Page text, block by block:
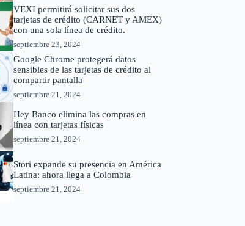
VEXI permitirá solicitar sus dos
tarjetas de crédito (CARNET y AMEX)
con una sola línea de crédito.
septiembre 23, 2024
Google Chrome protegerá datos
sensibles de las tarjetas de crédito al
compartir pantalla
septiembre 21, 2024
Hey Banco elimina las compras en
línea con tarjetas físicas
septiembre 21, 2024
Stori expande su presencia en América
Latina: ahora llega a Colombia
septiembre 21, 2024